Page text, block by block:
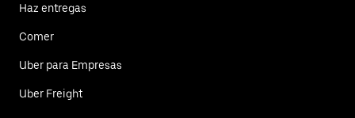
Haz entregas
Comer
Uber para Empresas
Uber Freight